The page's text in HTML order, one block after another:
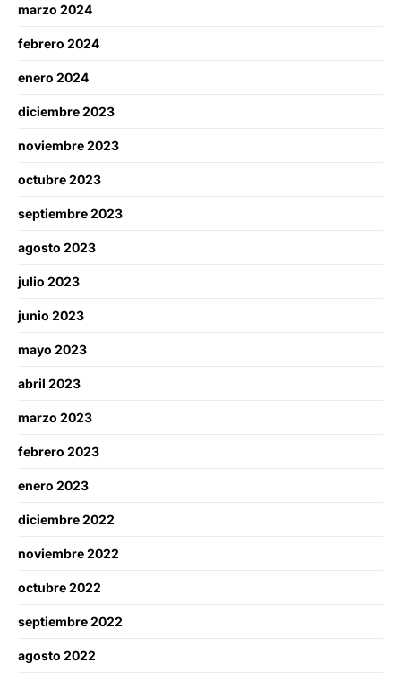
marzo 2024
febrero 2024
enero 2024
diciembre 2023
noviembre 2023
octubre 2023
septiembre 2023
agosto 2023
julio 2023
junio 2023
mayo 2023
abril 2023
marzo 2023
febrero 2023
enero 2023
diciembre 2022
noviembre 2022
octubre 2022
septiembre 2022
agosto 2022